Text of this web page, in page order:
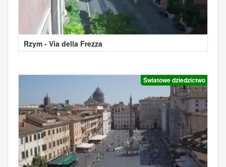
Rzym - Via della Frezza
Światowe dziedzictwo